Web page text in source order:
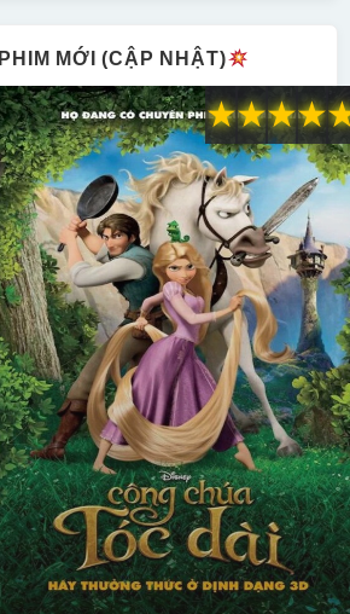
PHIM MỚI (CẬP NHẬT)
★
★
★
★